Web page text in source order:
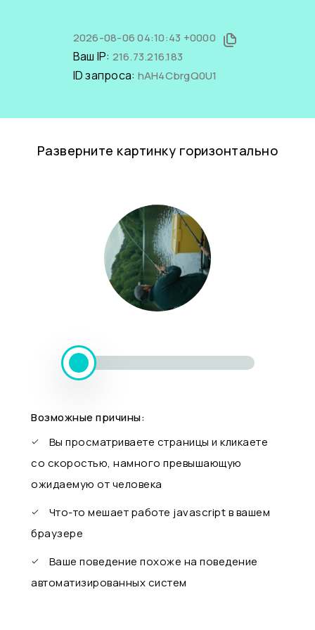
2026-08-06 04:10:43 +0000
Ваш IP: 216.73.216.183
ID запроса: hAH4CbrgQ0U1
Разверните картинку горизонтально
Возможные причины:
Вы просматриваете страницы и кликаете
со скоростью, намного превышающую
ожидаемую от человека
Что-то мешает работе javascript в вашем
браузере
Ваше поведение похоже на поведение
автоматизированных систем